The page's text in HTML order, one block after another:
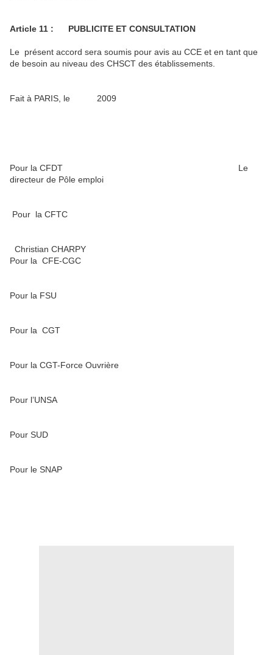
Article 11 : PUBLICITE ET CONSULTATION
Le présent accord sera soumis pour avis au CCE et en tant que
de besoin au niveau des CHSCT des établissements.
Fait à PARIS, le 2009
Pour la CFDT Le
directeur de Pôle emploi
Pour la CFTC
Christian CHARPY
Pour la CFE-CGC
Pour la FSU
Pour la CGT
Pour la CGT-Force Ouvrière
Pour l’UNSA
Pour SUD
Pour le SNAP